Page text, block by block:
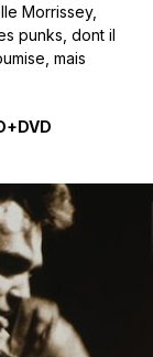
Morrissey,
punks, dont il
mais